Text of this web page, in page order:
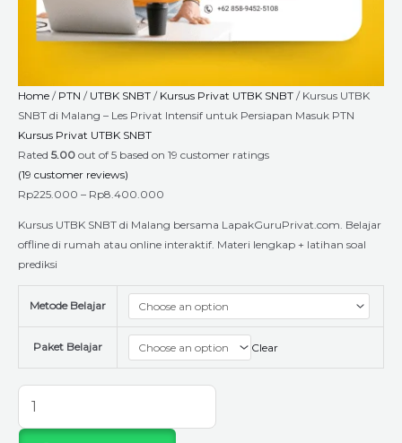
Home / PTN / UTBK SNBT / Kursus Privat UTBK SNBT / Kursus UTBK
SNBT di Malang – Les Privat Intensif untuk Persiapan Masuk PTN
Kursus Privat UTBK SNBT
Rated 5.00 out of 5 based on 19 customer ratings
(19 customer reviews)
Rp225.000 – Rp8.400.000
Kursus UTBK SNBT di Malang bersama LapakGuruPrivat.com. Belajar
offline di rumah atau online interaktif. Materi lengkap + latihan soal
prediksi
Metode Belajar
Paket Belajar Clear